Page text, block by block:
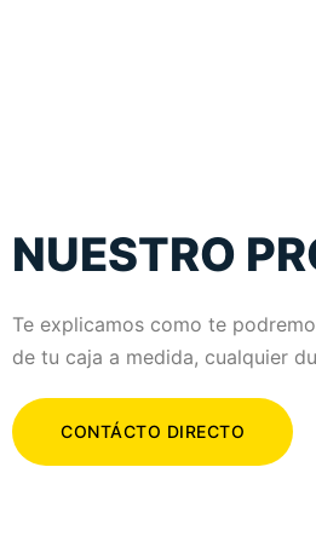
NUESTRO
Te explicamos como te
de tu caja a medida, cualquier
CONTÁCTO DIRECTO